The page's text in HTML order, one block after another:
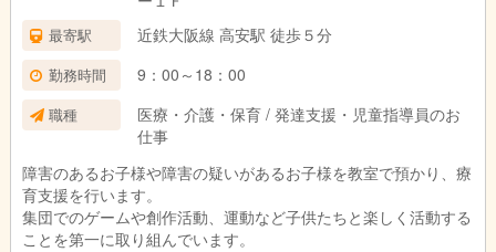
最寄駅 近鉄大阪線 高安駅 徒歩５分
勤務時間 9：00～18：00
職種
医療・介護・保育 / 発達支援・児童指導員のお
仕事
障害のあるお子様や障害の疑いがあるお子様を教室で預かり、療
育支援を行います。
集団でのゲームや創作活動、運動など子供たちと楽しく活動する
ことを第一に取り組んでいます。